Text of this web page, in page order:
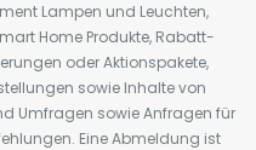
Lampen und Leuchten,
Home Produkte, Rabatt-
oder Aktionspakete,
sowie Inhalte von
Umfragen sowie Anfragen für
Eine Abmeldung ist